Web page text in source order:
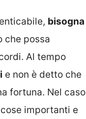
bisogna
che possa
Al tempo
e non è detto che
fortuna. Nel caso
importanti e